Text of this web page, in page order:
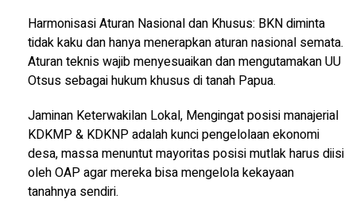
Harmonisasi Aturan Nasional dan Khusus: BKN diminta
tidak kaku dan hanya menerapkan aturan nasional semata.
Aturan teknis wajib menyesuaikan dan mengutamakan UU
Otsus sebagai hukum khusus di tanah Papua.
Jaminan Keterwakilan Lokal, Mengingat posisi manajerial
KDKMP & KDKNP adalah kunci pengelolaan ekonomi
desa, massa menuntut mayoritas posisi mutlak harus diisi
oleh OAP agar mereka bisa mengelola kekayaan
tanahnya sendiri.